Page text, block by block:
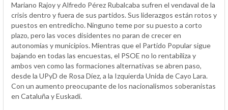
Mariano Rajoy y Alfredo Pérez Rubalcaba sufren el vendaval de la
crisis dentro y fuera de sus partidos. Sus liderazgos están rotos y
puestos en entredicho. Ninguno teme por su puesto a corto
plazo, pero las voces disidentes no paran de crecer en
autonomías y municipios. Mientras que el Partido Popular sigue
bajando en todas las encuestas, el PSOE no lo rentabiliza y
ambos ven como las formaciones alternativas se abren paso,
desde la UPyD de Rosa Díez, a la Izquierda Unida de Cayo Lara.
Con un aumento preocupante de los nacionalismos soberanistas
en Cataluña y Euskadi.